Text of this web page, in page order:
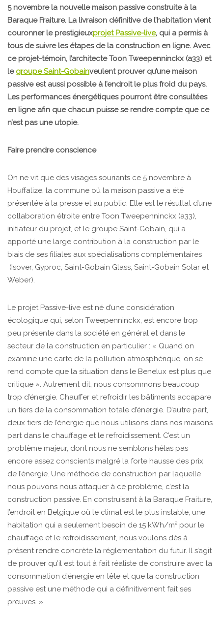
5 novembre la nouvelle maison passive construite à la
Baraque Fraiture. La livraison définitive de l’habitation vient
couronner le prestigieuxprojet Passive-live, qui a permis à
tous de suivre les étapes de la construction en ligne. Avec
ce projet-témoin, l’architecteToon Tweepenninckx (a33) et
le groupe Saint-Gobainveulent prouver qu’une maison
passive est aussi possible à l’endroit le plus froid du pays.
Les performances énergétiques pourront être consultées
en ligne afin que chacun puisse se rendre compte que ce
n’est pas une utopie.
Faire prendre conscience
On ne vit que des visages souriants ce 5 novembre à
Houffalize, la commune où la maison passive a été
présentée à la presse et au public. Elle est le résultat d’une
collaboration étroite entre Toon Tweepenninckx (a33),
initiateur du projet, et le groupe Saint-Gobain, qui a
apporté une large contribution à la construction par le
biais de ses filiales aux spécialisations complémentaires
(Isover, Gyproc, Saint-Gobain Glass, Saint-Gobain Solar et
Weber).
Le projet Passive-live est né d’une considération
écologique qui, selon Tweepenninckx, est encore trop
peu présente dans la société en général et dans le
secteur de la construction en particulier : « Quand on
examine une carte de la pollution atmosphérique, on se
rend compte que la situation dans le Benelux est plus que
critique ». Autrement dit, nous consommons beaucoup
trop d’énergie. Chauffer et refroidir les bâtiments accapare
un tiers de la consommation totale d’énergie. D’autre part,
deux tiers de l’énergie que nous utilisons dans nos maisons
part dans le chauffage et le refroidissement. C’est un
problème majeur, dont nous ne semblons hélas pas
encore assez conscients malgré la forte hausse des prix
de l’énergie. Une méthode de construction par laquelle
nous pouvons nous attaquer à ce problème, c’est la
construction passive. En construisant à la Baraque Fraiture,
l’endroit en Belgique où le climat est le plus instable, une
habitation qui a seulement besoin de 15 kWh/m² pour le
chauffage et le refroidissement, nous voulons dès à
présent rendre concrète la réglementation du futur. Il s’agit
de prouver qu’il est tout à fait réaliste de construire avec la
consommation d’énergie en tête et que la construction
passive est une méthode qui a définitivement fait ses
preuves. »